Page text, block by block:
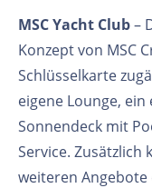
MSC Yacht Club–
Konzept von MSC
Schlüsselkarte
eigene Lounge,
Sonnendeck mit
Service. Zusätzlich
weiteren Angebote